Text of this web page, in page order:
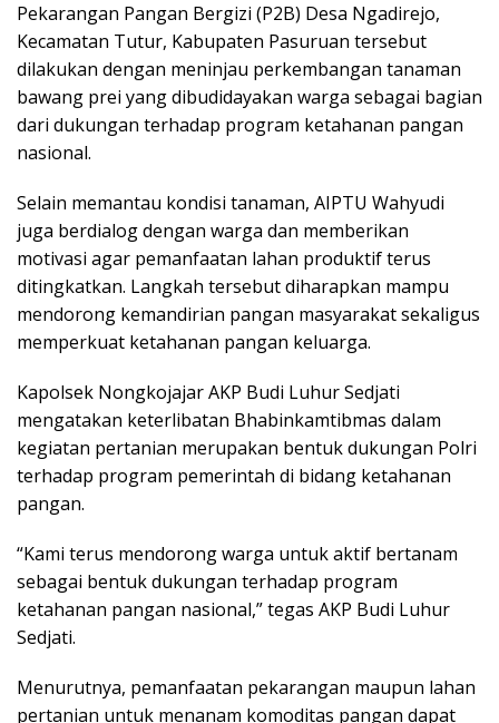
Pekarangan Pangan Bergizi (P2B) Desa Ngadirejo,
Kecamatan Tutur, Kabupaten Pasuruan tersebut
dilakukan dengan meninjau perkembangan tanaman
bawang prei yang dibudidayakan warga sebagai bagian
dari dukungan terhadap program ketahanan pangan
nasional.
Selain memantau kondisi tanaman, AIPTU Wahyudi
juga berdialog dengan warga dan memberikan
motivasi agar pemanfaatan lahan produktif terus
ditingkatkan. Langkah tersebut diharapkan mampu
mendorong kemandirian pangan masyarakat sekaligus
memperkuat ketahanan pangan keluarga.
Kapolsek Nongkojajar AKP Budi Luhur Sedjati
mengatakan keterlibatan Bhabinkamtibmas dalam
kegiatan pertanian merupakan bentuk dukungan Polri
terhadap program pemerintah di bidang ketahanan
pangan.
“Kami terus mendorong warga untuk aktif bertanam
sebagai bentuk dukungan terhadap program
ketahanan pangan nasional,” tegas AKP Budi Luhur
Sedjati.
Menurutnya, pemanfaatan pekarangan maupun lahan
pertanian untuk menanam komoditas pangan dapat